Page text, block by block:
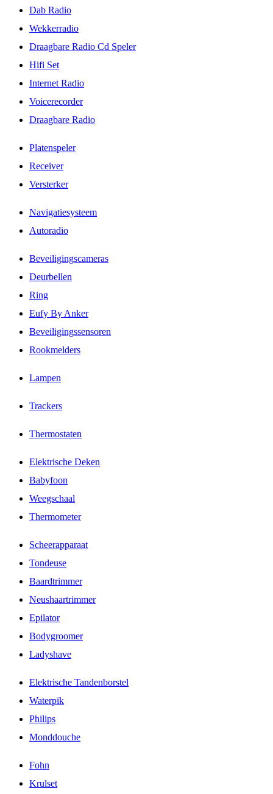
Dab Radio
Wekkerradio
Draagbare Radio Cd Speler
Hifi Set
Internet Radio
Voicerecorder
Draagbare Radio
Platenspeler
Receiver
Versterker
Navigatiesysteem
Autoradio
Beveiligingscameras
Deurbellen
Ring
Eufy By Anker
Beveiligingssensoren
Rookmelders
Lampen
Trackers
Thermostaten
Elektrische Deken
Babyfoon
Weegschaal
Thermometer
Scheerapparaat
Tondeuse
Baardtrimmer
Neushaartrimmer
Epilator
Bodygroomer
Ladyshave
Elektrische Tandenborstel
Waterpik
Philips
Monddouche
Fohn
Krulset